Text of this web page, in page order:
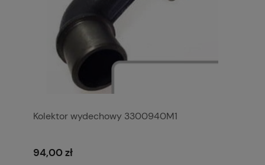
Kolektor wydechowy 3300940M1
94,00 zł